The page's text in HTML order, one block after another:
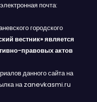
почта:
городского
вестник» является
правовых актов
данного сайта на
на zanevkasmi.ru